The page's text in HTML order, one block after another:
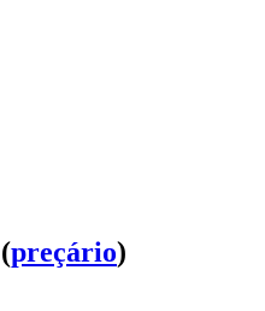
preçário)